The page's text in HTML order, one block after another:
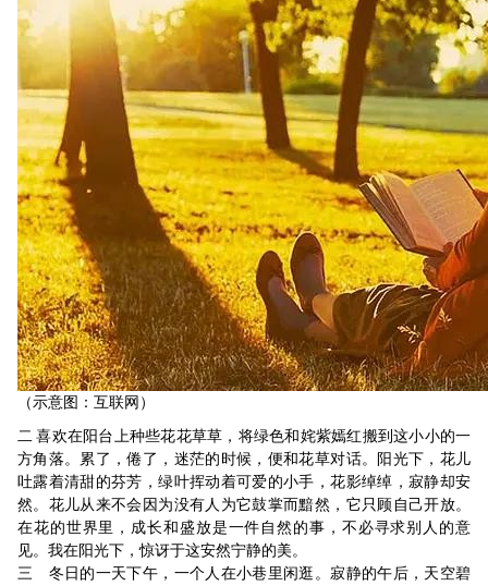
（示意图：互联网）
二 喜欢在阳台上种些花花草草，将绿色和姹紫嫣红搬到这小小的一
方角落。累了，倦了，迷茫的时候，便和花草对话。阳光下，花儿
吐露着清甜的芬芳，绿叶挥动着可爱的小手，花影绰绰，寂静却安
然。花儿从来不会因为没有人为它鼓掌而黯然，它只顾自己开放。
在花的世界里，成长和盛放是一件自然的事，不必寻求别人的意
见。我在阳光下，惊讶于这安然宁静的美。
三 冬日的一天下午，一个人在小巷里闲逛。寂静的午后，天空碧